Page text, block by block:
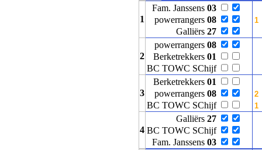
1
Fam. Janssens 03
powerrangers 08
Galliërs 27
2
powerrangers 08
Berketrekkers 01
BC TOWC SChijf
3
Berketrekkers 01
powerrangers 08
BC TOWC SChijf
4
Galliërs 27
BC TOWC SChijf
Fam. Janssens 03